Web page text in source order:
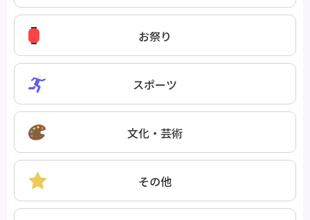
お祭り
スポーツ
文化・芸術
その他